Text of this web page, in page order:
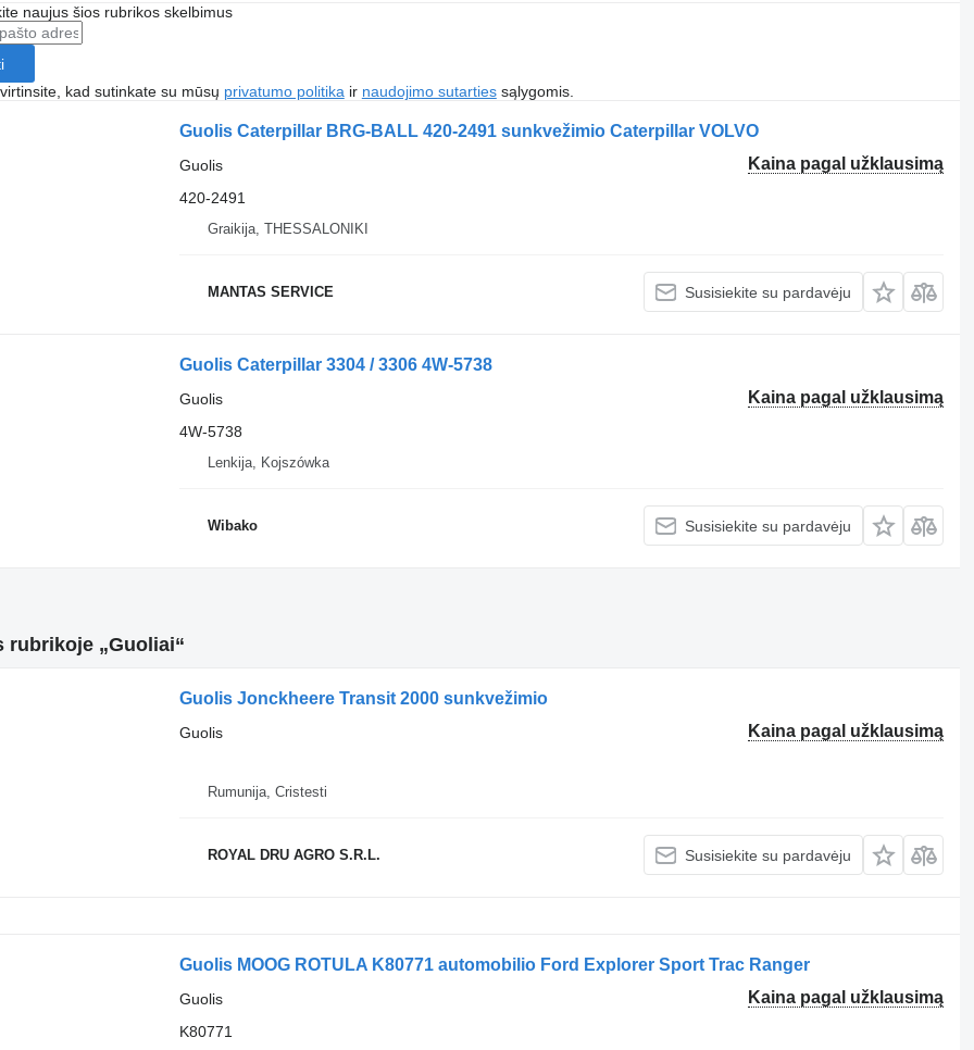
naujus šios rubrikos skelbimus
kad sutinkate su mūsų privatumo politika ir naudojimo sutartiessąlygomis.
Guolis Caterpillar BRG-BALL 420-2491 sunkvežimio Caterpillar VOLVO
Kaina pagal užklausimą
Guolis
420-2491
Graikija, THESSALONIKI
MANTAS SERVICE Susisiekite su pardavėju
Guolis Caterpillar 3304 / 3306 4W-5738
Kaina pagal užklausimą
Guolis
4W-5738
Lenkija, Kojszówka
Wibako Susisiekite su pardavėju
rubrikoje „Guoliai“
Guolis Jonckheere Transit 2000 sunkvežimio
Kaina pagal užklausimą
Guolis
Rumunija, Cristesti
ROYAL DRU AGRO S.R.L. Susisiekite su pardavėju
Guolis MOOG ROTULA K80771 automobilio Ford Explorer Sport Trac Ranger
Kaina pagal užklausimą
Guolis
K80771